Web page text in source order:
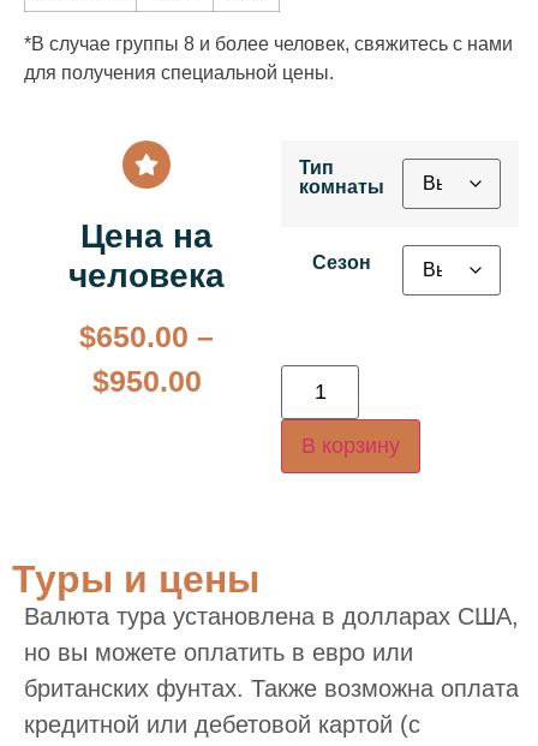
*В случае группы 8 и более человек, свяжитесь с нами
для получения специальной цены.
Цена на
человека
$650.00 –
$950.00
Тип
комнаты
Сезон
В корзину
Туры и цены
Валюта тура установлена в долларах США,
но вы можете оплатить в евро или
британских фунтах. Также возможна оплата
кредитной или дебетовой картой (с